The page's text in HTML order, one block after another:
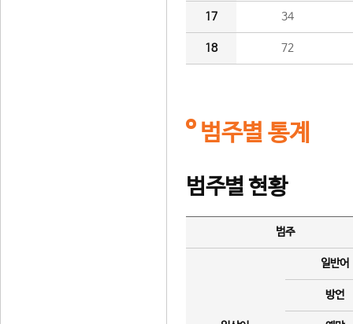
17 34
18 72
범주별 통계
범주별 현황
범주
일반어
방언